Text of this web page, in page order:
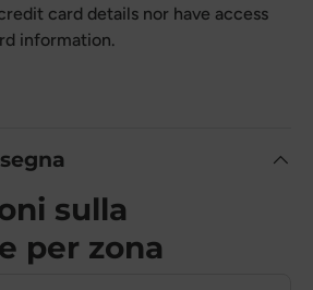
card details nor have access
information.
sulla
per zona